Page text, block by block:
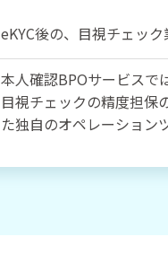
eKYC後の、目視チェッ
本人確認BPOサービスで
目視チェックの精度担保
た独自のオペレーション